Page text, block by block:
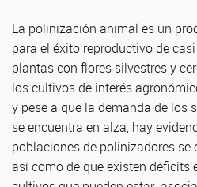
La polinización animal es un
para el éxito reproductivo de
plantas con flores silvestres y
los cultivos de interés
y pese a que la demanda de los
se encuentra en alza, hay
poblaciones de polinizadores se
así como de que existen déficits